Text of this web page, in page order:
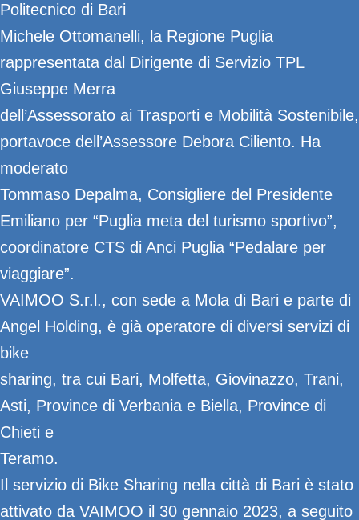
Politecnico di Bari
Michele Ottomanelli, la Regione Puglia
rappresentata dal Dirigente di Servizio TPL
Giuseppe Merra
dell’Assessorato ai Trasporti e Mobilità Sostenibile,
portavoce dell’Assessore Debora Ciliento. Ha
moderato
Tommaso Depalma, Consigliere del Presidente
Emiliano per “Puglia meta del turismo sportivo”,
coordinatore CTS di Anci Puglia “Pedalare per
viaggiare”.
VAIMOO S.r.l., con sede a Mola di Bari e parte di
Angel Holding, è già operatore di diversi servizi di
bike
sharing, tra cui Bari, Molfetta, Giovinazzo, Trani,
Asti, Province di Verbania e Biella, Province di
Chieti e
Teramo.
Il servizio di Bike Sharing nella città di Bari è stato
attivato da VAIMOO il 30 gennaio 2023, a seguito